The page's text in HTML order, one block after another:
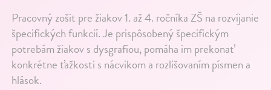
Pracovný zošit pre žiakov 1. až 4. ročníka ZŠ na rozvíjanie
špecifických funkcií. Je prispôsobený špecifickým
potrebám žiakov s dysgrafiou, pomáha im prekonať
konkrétne ťažkosti s nácvikom a rozlišovaním písmen a
hlások.